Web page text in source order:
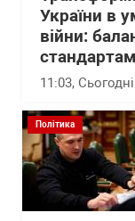
України в
війни:
11:03, Сьогодні
Політика